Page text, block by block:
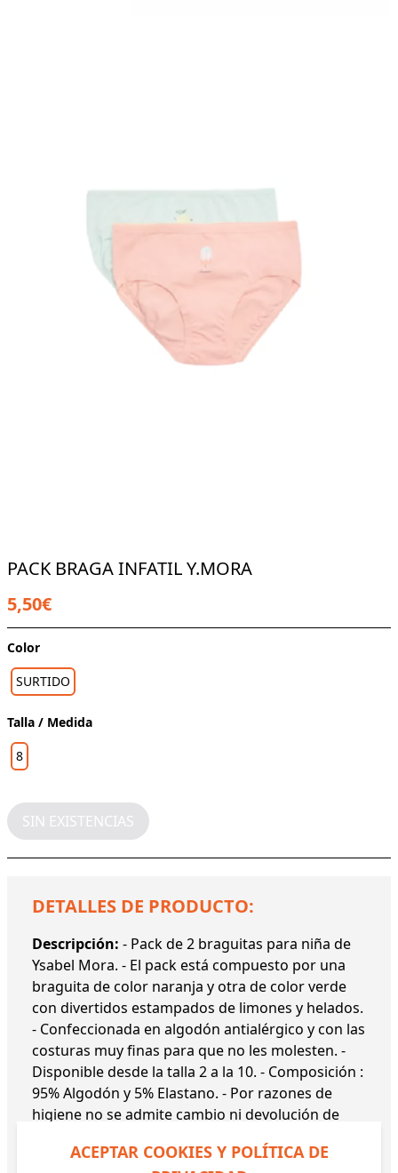
PACK BRAGA INFATIL Y.MORA
5,50€
Color
SURTIDO
Talla / Medida
8
SIN EXISTENCIAS
DETALLES DE PRODUCTO:
Descripción: - Pack de 2 braguitas para niña de
Ysabel Mora. - El pack está compuesto por una
braguita de color naranja y otra de color verde
con divertidos estampados de limones y helados.
- Confeccionada en algodón antialérgico y con las
costuras muy finas para que no les molesten. -
Disponible desde la talla 2 a la 10. - Composición :
95% Algodón y 5% Elastano. - Por razones de
higiene no se admite cambio ni devolución de
Referencia:18345 YM
ACEPTAR COOKIES Y POLÍTICA DE